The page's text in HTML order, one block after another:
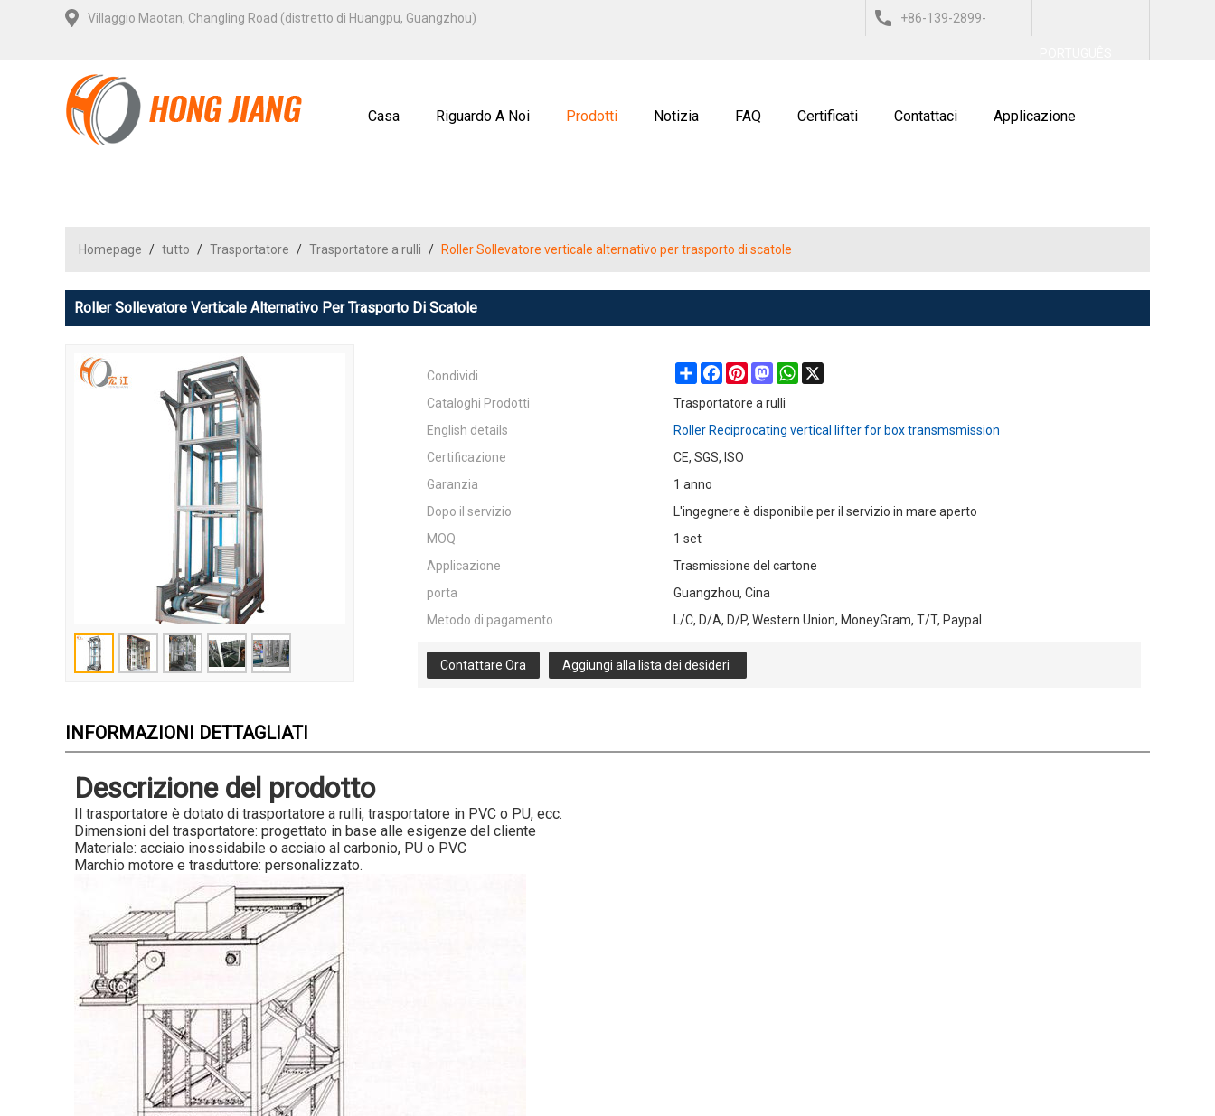
Villaggio Maotan, Changling Road (distretto di Huangpu, Guangzhou) +86-139-2899-
Casa Riguardo A Noi Prodotti Notizia FAQ Certificati Contattaci Applicazione
Homepage / tutto / Trasportatore / Trasportatore a rulli / Roller Sollevatore verticale alternativo per trasporto di scatole
Roller Sollevatore Verticale Alternativo Per Trasporto Di Scatole
Condividi ShareFacebookPinterestMastodonWhatsApp
Cataloghi Prodotti
Trasportatore a rulli
English details
Roller Reciprocating vertical lifter for box transmsmission
Certificazione
CE, SGS, ISO
Garanzia
1 anno
Dopo il servizio
L'ingegnere è disponibile per il servizio in mare aperto
MOQ
1 set
Applicazione
Trasmissione del cartone
porta
Guangzhou, Cina
Metodo di pagamento
L/C, D/A, D/P, Western Union, MoneyGram, T/T, Paypal
Contattare Ora Aggiungi alla lista dei desideri
INFORMAZIONI DETTAGLIATI
Descrizione del prodotto
Il trasportatore è dotato di trasportatore a rulli, trasportatore in PVC o PU, ecc.
Dimensioni del trasportatore: progettato in base alle esigenze del cliente
Materiale: acciaio inossidabile o acciaio al carbonio, PU o PVC
Marchio motore e trasduttore: personalizzato.